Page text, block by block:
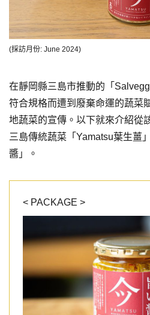
(採訪月份: June 2024)
< PACKAGE >
在靜岡縣三島市推動的「
符合規格而遭到廢棄命運的蔬菜
地蔬菜的宣傳。以下就來介紹從
三島傳統蔬菜「Yamatsu葉生薑
醬」。